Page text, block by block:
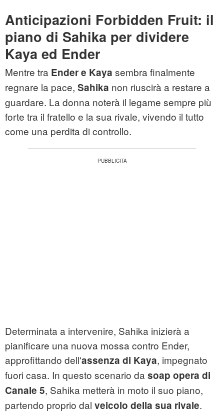
Anticipazioni Forbidden Fruit: il
piano di Sahika per dividere
Kaya ed Ender
Mentre tra Ender e Kaya sembra finalmente
regnare la pace, Sahika non riuscirà a restare a
guardare. La donna noterà il legame sempre più
forte tra il fratello e la sua rivale, vivendo il tutto
come una perdita di controllo.
Determinata a intervenire, Sahika inizierà a
pianificare una nuova mossa contro Ender,
approfittando dell'assenza di Kaya, impegnato
fuori casa. In questo scenario da soap opera di
Canale 5, Sahika metterà in moto il suo piano,
partendo proprio dal veicolo della sua rivale.